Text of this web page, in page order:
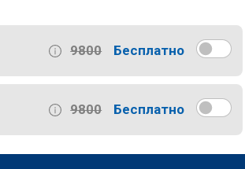
9800 Бесплатно
9800 Бесплатно